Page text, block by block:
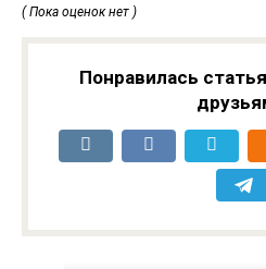
( Пока оценок нет )
Понравилась